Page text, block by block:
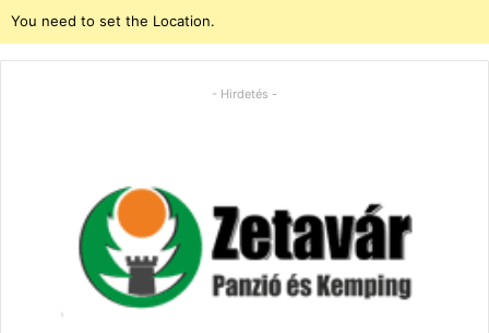
You need to set the Location.
- Hirdetés -